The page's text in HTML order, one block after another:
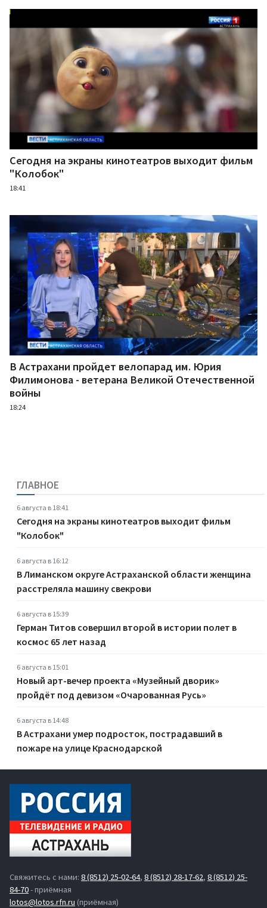
Сегодня на экраны кинотеатров выходит фильм
"Колобок"
18:41
В Астрахани пройдет велопарад им. Юрия
Филимонова - ветерана Великой Отечественной
войны
18:24
ГЛАВНОЕ
6 августа в 18:41
Сегодня на экраны кинотеатров выходит фильм
"Колобок"
6 августа в 16:12
В Лиманском округе Астраханской области женщина
расстреляла машину свекрови
6 августа в 15:39
Герман Титов совершил второй в истории полет в
космос 65 лет назад
6 августа в 15:01
Новый арт-вечер проекта «Музейный дворик»
пройдёт под девизом «Очарованная Русь»
6 августа в 14:48
В Астрахани умер подросток, пострадавший в
пожаре на улице Краснодарской
Свяжитесь с нами: 8 (8512) 25-02-64, 8 (8512) 28-17-62, 8 (8512) 25-
84-70- приёмная
lotos@lotos.rfn.ru (приёмная)